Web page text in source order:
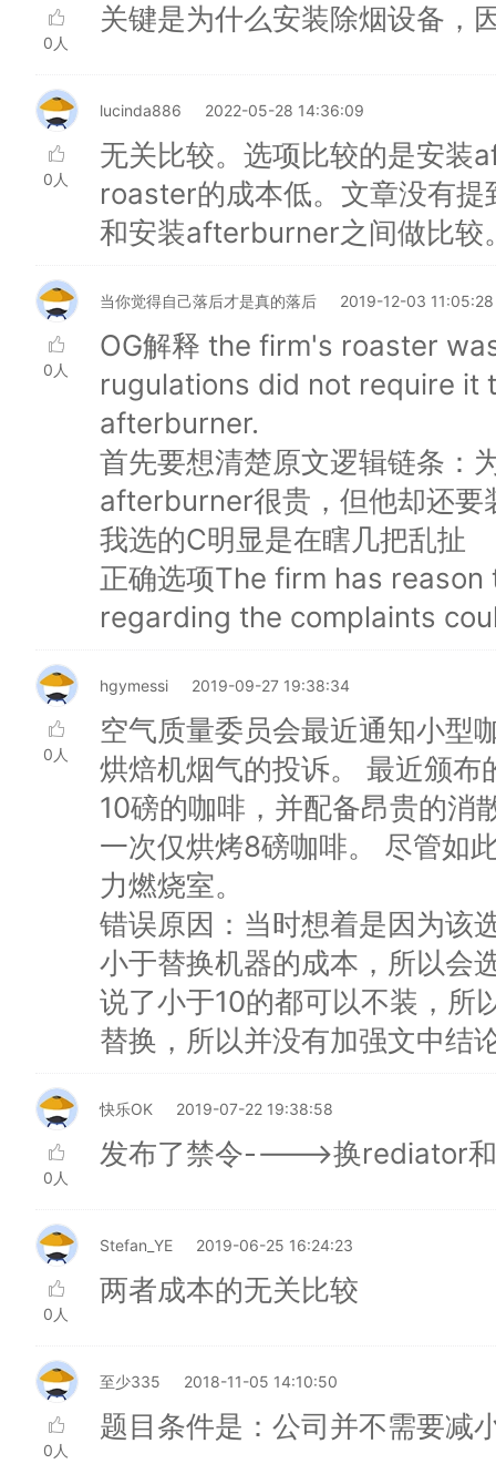
0人
关键是为什么安装除烟设备，
0人
lucinda886 2022-05-28 14:36:09
无关比较。选项比较的是安装
roaster的成本低。文章没有
和安装afterburner之间做比较
0人
当你觉得自己落后才是真的落后 2019-12-03 11:05:28
OG解释 the firm's roaster
rugulations did not require it
afterburner.
首先要想清楚原文逻辑链条：
afterburner很贵，但他却还
我选的C明显是在瞎几把乱扯
正确选项The firm has
regarding the complaints
0人
hgymessi 2019-09-27 19:38:34
空气质量委员会最近通知小型
烘焙机烟气的投诉。 最近颁
10磅的咖啡，并配备昂贵的消
一次仅烘烤8磅咖啡。 尽管如
力燃烧室。
错误原因：当时想着是因为该
小于替换机器的成本，所以会
说了小于10的都可以不装，所
替换，所以并没有加强文中结
0人
快乐OK 2019-07-22 19:38:58
发布了禁令---->换rediator和
0人
Stefan_YE 2019-06-25 16:24:23
两者成本的无关比较
0人
至少335 2018-11-05 14:10:50
题目条件是：公司并不需要减